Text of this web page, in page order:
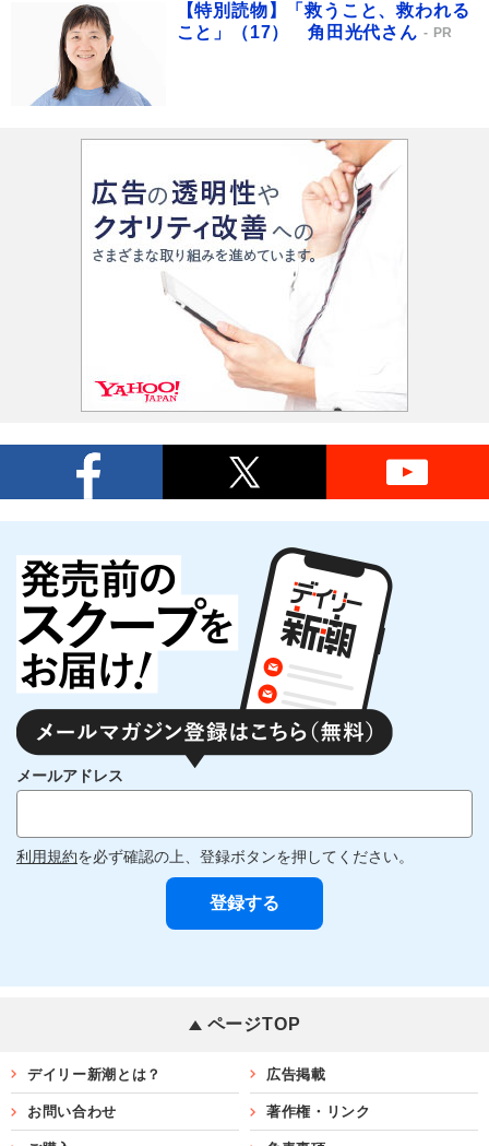
【特別読物】「救うこと、救われる
こと」（17） 角田光代さん
PR
メールアドレス
利用規約を必ず確認の上、登録ボタンを押してください。
ページTOP
デイリー新潮とは？ 広告掲載
お問い合わせ 著作権・リンク